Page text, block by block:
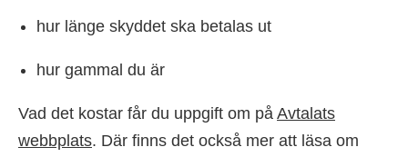
hur länge skyddet ska betalas ut
hur gammal du är
Vad det kostar får du uppgift om på Avtalats
webbplats. Där finns det också mer att läsa om